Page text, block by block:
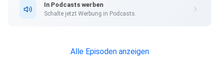
In Podcasts werben
Schalte jetzt Werbung in Podcasts.
Alle Episoden anzeigen